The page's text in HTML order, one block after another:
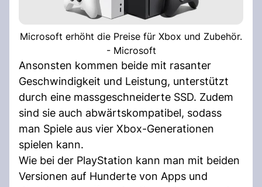
Microsoft erhöht die Preise für Xbox und Zubehör.
- Microsoft
Ansonsten kommen beide mit rasanter
Geschwindigkeit und Leistung, unterstützt
durch eine massgeschneiderte SSD. Zudem
sind sie auch abwärtskompatibel, sodass
man Spiele aus vier Xbox-Generationen
spielen kann.
Wie bei der PlayStation kann man mit beiden
Versionen auf Hunderte von Apps und